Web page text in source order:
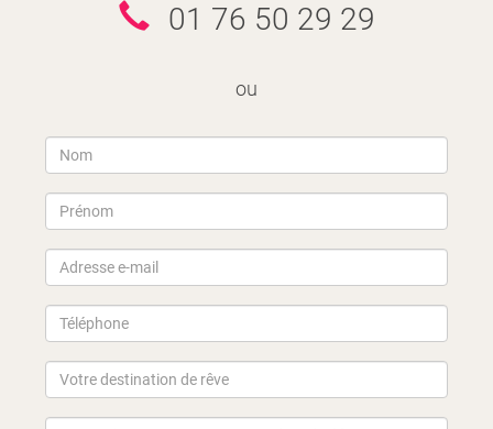
01 76 50 29 29
ou